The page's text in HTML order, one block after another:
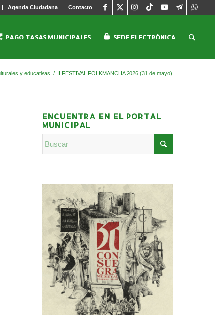
Agenda Ciudadana Contacto
PAGO TASAS MUNICIPALES SEDE ELECTRÓNICA
y educativas / II FESTIVAL FOLKMANCHA 2026 (31 de mayo)
ENCUENTRA EN EL PORTAL
MUNICIPAL